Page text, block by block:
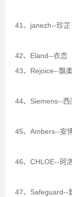
41、janezh--珍芷
42、Eland--衣恋
43、Rejoice--飘
44、Siemens--西
45、Ambers--安
46、CHLOE--珂
47、Safeguard--